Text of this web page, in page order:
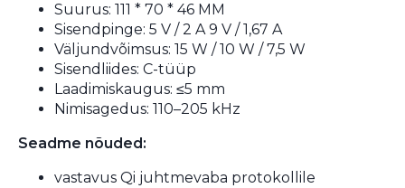
Suurus: 111 * 70 * 46 MM
Sisendpinge: 5 V / 2 A 9 V / 1,67 A
Väljundvõimsus: 15 W / 10 W / 7,5 W
Sisendliides: C-tüüp
Laadimiskaugus: ≤5 mm
Nimisagedus: 110–205 kHz
Seadme nõuded:
vastavus Qi juhtmevaba protokollile